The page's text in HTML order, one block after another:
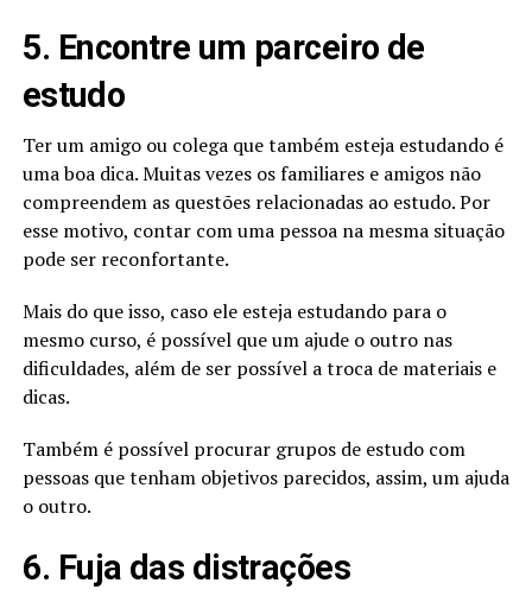
5. Encontre um parceiro de
estudo
Ter um amigo ou colega que também esteja estudando é
uma boa dica. Muitas vezes os familiares e amigos não
compreendem as questões relacionadas ao estudo. Por
esse motivo, contar com uma pessoa na mesma situação
pode ser reconfortante.
Mais do que isso, caso ele esteja estudando para o
mesmo curso, é possível que um ajude o outro nas
dificuldades, além de ser possível a troca de materiais e
dicas.
Também é possível procurar grupos de estudo com
pessoas que tenham objetivos parecidos, assim, um ajuda
o outro.
6. Fuja das distrações